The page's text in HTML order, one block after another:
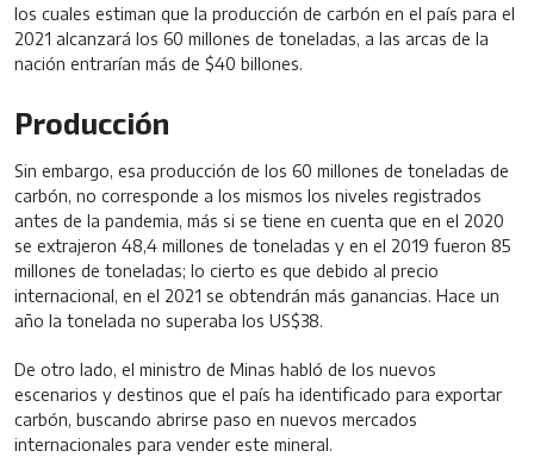
los cuales estiman que la producción de carbón en el país para el
2021 alcanzará los 60 millones de toneladas, a las arcas de la
nación entrarían más de $40 billones.
Producción
Sin embargo, esa producción de los 60 millones de toneladas de
carbón, no corresponde a los mismos los niveles registrados
antes de la pandemia, más si se tiene en cuenta que en el 2020
se extrajeron 48,4 millones de toneladas y en el 2019 fueron 85
millones de toneladas; lo cierto es que debido al precio
internacional, en el 2021 se obtendrán más ganancias. Hace un
año la tonelada no superaba los US$38.
De otro lado, el ministro de Minas habló de los nuevos
escenarios y destinos que el país ha identificado para exportar
carbón, buscando abrirse paso en nuevos mercados
internacionales para vender este mineral.